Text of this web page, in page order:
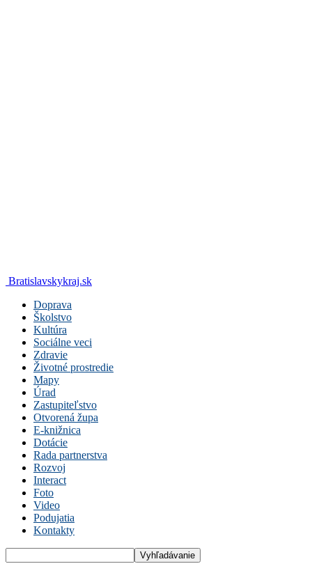
Bratislavskykraj.sk
Doprava
Školstvo
Kultúra
Sociálne veci
Zdravie
Životné prostredie
Mapy
Úrad
Zastupiteľstvo
Otvorená župa
E-knižnica
Dotácie
Rada partnerstva
Rozvoj
Interact
Foto
Video
Podujatia
Kontakty